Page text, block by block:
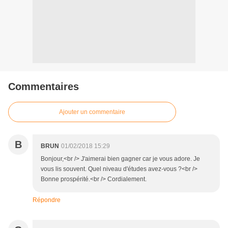
Commentaires
Ajouter un commentaire
B BRUN 01/02/2018 15:29
Bonjour,<br /> J'aimerai bien gagner car je vous adore. Je
vous lis souvent. Quel niveau d'études avez-vous ?<br />
Bonne prospérité.<br /> Cordialement.
Répondre